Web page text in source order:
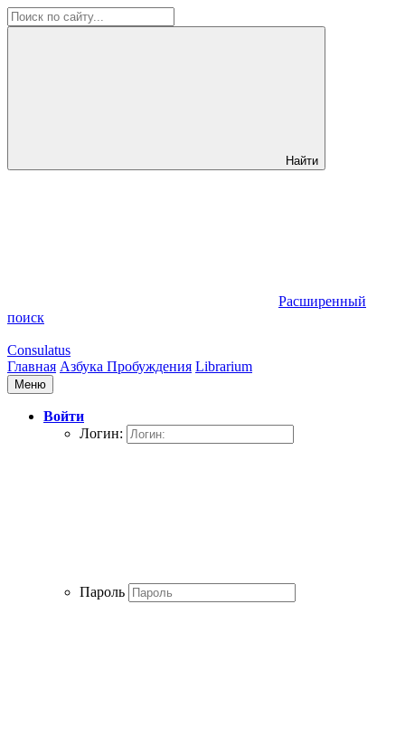
Найти
Расширенный
поиск
Consulatus
Главная Азбука Пробуждения Librarium
Меню
Войти
Логин:
Пароль